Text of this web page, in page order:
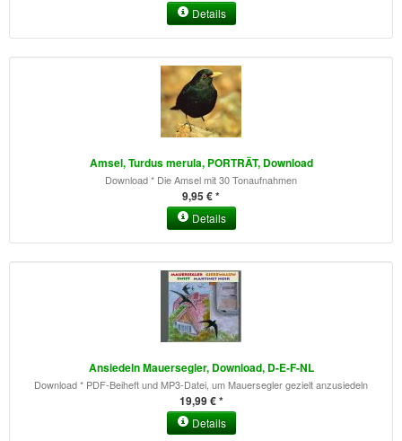
Details
Amsel, Turdus merula, PORTRÄT, Download
Download * Die Amsel mit 30 Tonaufnahmen
9,95 € *
Details
Ansiedeln Mauersegler, Download, D-E-F-NL
Download * PDF-Beiheft und MP3-Datei, um Mauersegler gezielt anzusiedeln
19,99 € *
Details